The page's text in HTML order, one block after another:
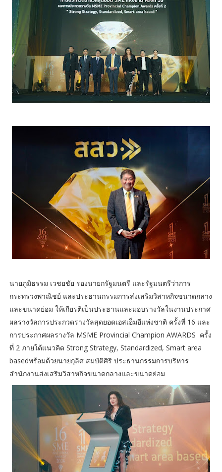
นายภูมิธรรม เวชยชัย รองนายกรัฐมนตรี และรัฐมนตรีว่าการ
กระทรวงพาณิชย์ และประธานกรรมการส่งเสริมวิสาหกิจขนาดกลาง
และขนาดย่อม ให้เกียรติเป็นประธานและมอบรางวัลในงานประกาศ
ผลรางวัลการประกวดรางวัลสุดยอดเอสเอ็มอีแห่งชาติ ครั้งที่ 16 และ
การประกาศผลรางวัล MSME Provincial Champion AWARDS ครั้ง
ที่ 2 ภายใต้แนวคิด Strong Strategy, Standardized, Smart area
basedพร้อมด้วยนายกุลิศ สมบัติศิริ ประธานกรรมการบริหาร
สำนักงานส่งเสริมวิสาหกิจขนาดกลางและขนาดย่อม